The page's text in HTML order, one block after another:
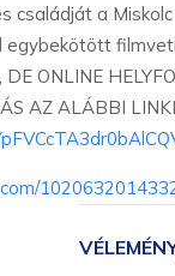
családját a
DE ONLINE
AZ ALÁBBI